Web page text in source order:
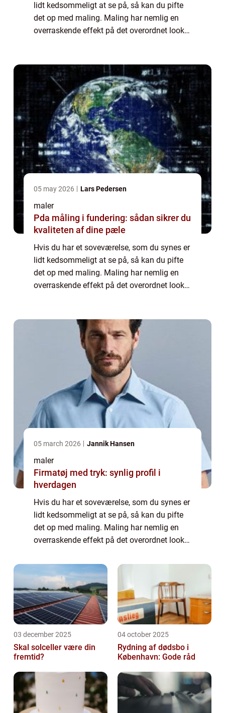
lidt kedsommeligt at se på, så kan du pifte
det op med maling. Maling har nemlig en
overraskende effekt på det overordnet look
05 may 2026 Lars Pedersen
maler
Pda måling i fundering: sådan sikrer du
kvaliteten af dine pæle
Hvis du har et soveværelse, som du synes er
lidt kedsommeligt at se på, så kan du pifte
det op med maling. Maling har nemlig en
overraskende effekt på det overordnet look
05 march 2026 Jannik Hansen
maler
Firmatøj med tryk: synlig profil i
hverdagen
Hvis du har et soveværelse, som du synes er
lidt kedsommeligt at se på, så kan du pifte
det op med maling. Maling har nemlig en
overraskende effekt på det overordnet look
03 december 2025
Skal solceller være din
fremtid?
04 october 2025
Rydning af dødsbo i
København: Gode råd